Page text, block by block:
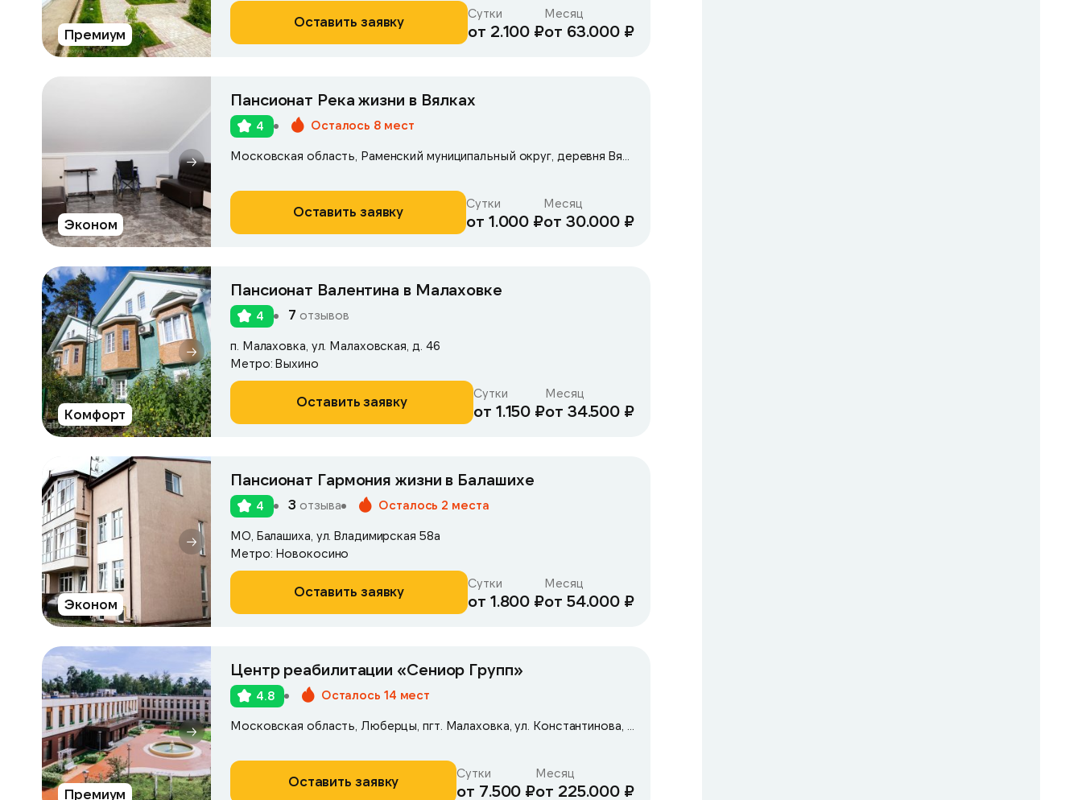
Премиум
Оставить заявку Сутки
от 2.100 ₽
Месяц
от 63.000 ₽
Эконом
Пансионат Река жизни в Вялках
4 Осталось 8 мест
Оставить заявку Сутки
от 1.000 ₽
Месяц
от 30.000 ₽
Комфорт
Пансионат Валентина в Малаховке
4 7 отзывов
п. Малаховка, ул. Малаховская, д. 46
Метро: Выхино
Оставить заявку Сутки
от 1.150 ₽
Месяц
от 34.500 ₽
Эконом
Пансионат Гармония жизни в Балашихе
4 3 отзыва Осталось 2 места
МО, Балашиха, ул. Владимирская 58а
Метро: Новокосино
Оставить заявку Сутки
от 1.800 ₽
Месяц
от 54.000 ₽
Премиум
Центр реабилитации «Сениор Групп»
4.8 Осталось 14 мест
Оставить заявку Сутки
от 7.500 ₽
Месяц
от 225.000 ₽